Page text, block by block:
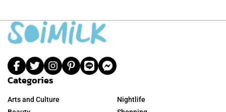
Categories
Arts and Culture
Nightlife